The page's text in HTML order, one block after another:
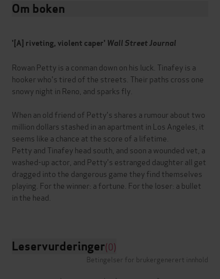
Om boken
'[A] riveting, violent caper' Wall Street Journal
Rowan Petty is a conman down on his luck. Tinafey is a
hooker who's tired of the streets. Their paths cross one
snowy night in Reno, and sparks fly.
When an old friend of Petty's shares a rumour about two
million dollars stashed in an apartment in Los Angeles, it
seems like a chance at the score of a lifetime.
Petty and Tinafey head south, and soon a wounded vet, a
washed-up actor, and Petty's estranged daughter all get
dragged into the dangerous game they find themselves
playing. For the winner: a fortune. For the loser: a bullet
in the head.
Leservurderinger(0)
Betingelser for brukergenerert innhold